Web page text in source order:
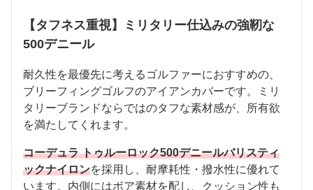
【タフネス重視】ミリタリー仕込みの強靭な
500デニール
耐久性を最優先に考えるゴルファーにおすすめの、
ブリーフィングゴルフのアイアンカバーです。ミリ
タリーブランドならではのタフな素材感が、所有欲
を満たしてくれます。
コーデュラ トゥルーロック500デニールバリスティ
ックナイロンを採用し、耐摩耗性・撥水性に優れて
います。内側にはボア素材を配し、クッション性も